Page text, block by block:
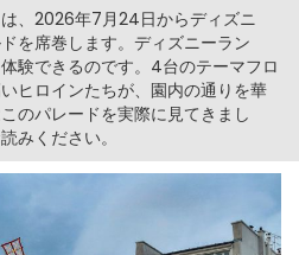
、2026年7月24日からディズニ
を席巻します。ディズニーラン
験できるのです。4台のテーマフロ
ヒロインたちが、園内の通りを華
のパレードを実際に見てきまし
みください。